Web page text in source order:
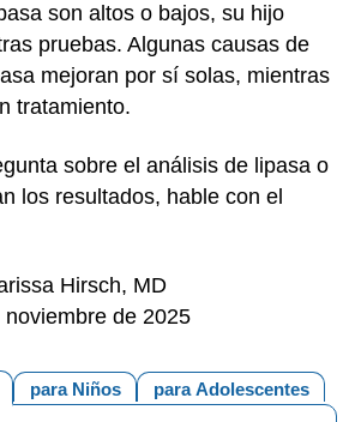
son altos o bajos, su hijo
pruebas. Algunas causas de
mejoran por sí solas, mientras
tratamiento.
sobre el análisis de lipasa o
los resultados, hable con el
Hirsch, MD
de 2025
para Adolescentes
para Niños